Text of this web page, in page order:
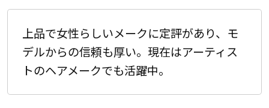
上品で女性らしいメークに定評があり、モ
デルからの信頼も厚い。現在はアーティス
トのヘアメークでも活躍中。